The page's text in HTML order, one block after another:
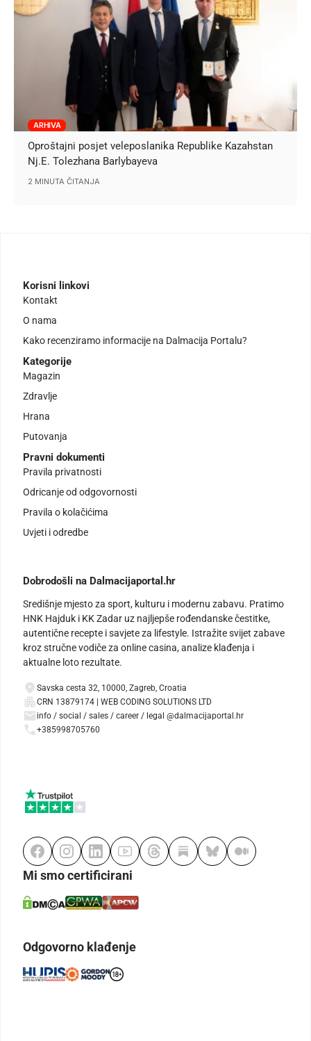
ARHIVA
Oproštajni posjet veleposlanika Republike Kazahstan
Nj.E. Tolezhana Barlybayeva
2 MINUTA ČITANJA
Korisni linkovi
Kontakt
O nama
Kako recenziramo informacije na Dalmacija Portalu?
Kategorije
Magazin
Zdravlje
Hrana
Putovanja
Pravni dokumenti
Pravila privatnosti
Odricanje od odgovornosti
Pravila o kolačićima
Uvjeti i odredbe
Dobrodošli na Dalmacijaportal.hr
Središnje mjesto za sport, kulturu i modernu zabavu. Pratimo
HNK Hajduk i KK Zadar uz najljepše rođendanske čestitke,
autentične recepte i savjete za lifestyle. Istražite svijet zabave
kroz stručne vodiče za online casina, analize klađenja i
aktualne loto rezultate.
Savska cesta 32, 10000, Zagreb, Croatia
CRN 13879174 | WEB CODING SOLUTIONS LTD
info / social / sales / career / legal @dalmacijaportal.hr
+385998705760
Mi smo certificirani
Odgovorno klađenje